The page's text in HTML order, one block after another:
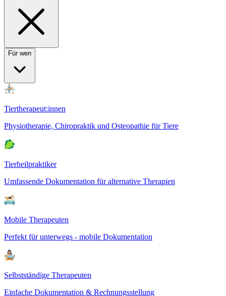
Für wen
Tiertherapeut:innen
Physiotherapie, Chiropraktik und Osteopathie für Tiere
Tierheilpraktiker
Umfassende Dokumentation für alternative Therapien
Mobile Therapeuten
Perfekt für unterwegs - mobile Dokumentation
Selbstständige Therapeuten
Einfache Dokumentation & Rechnungsstellung